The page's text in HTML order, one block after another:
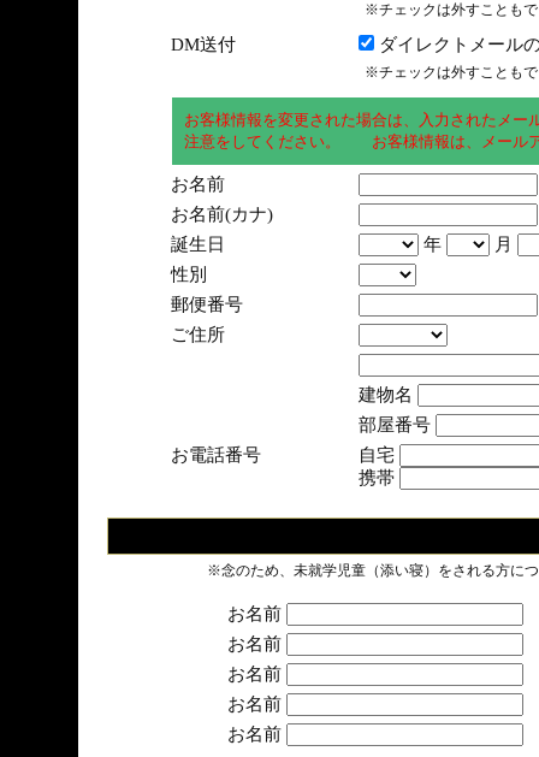
※チェックは外すことも
DM送付 ダイレクトメール
※チェックは外すことも
お客様情報を変更された場合は、入力されたメ
注意をしてください。 お客様情報は、メール
お名前
お名前(カナ)
誕生日
年
月
性別
郵便番号
ご住所
建物名
部屋番号
お電話番号
自宅
携帯
※念のため、未就学児童（添い寝）をされる方に
お名前
お名前
お名前
お名前
お名前